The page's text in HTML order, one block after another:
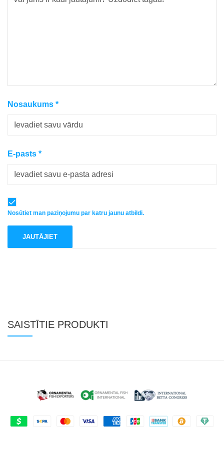
Nosaukums *
E-pasts *
Nosūtiet man paziņojumu par katru jaunu atbildi.
SAISTĪTIE PRODUKTI